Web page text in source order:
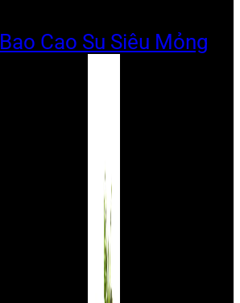
Bao Cao Su Siêu Mỏng